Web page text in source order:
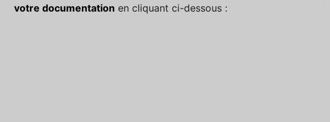
votre documentation en cliquant ci-dessous :